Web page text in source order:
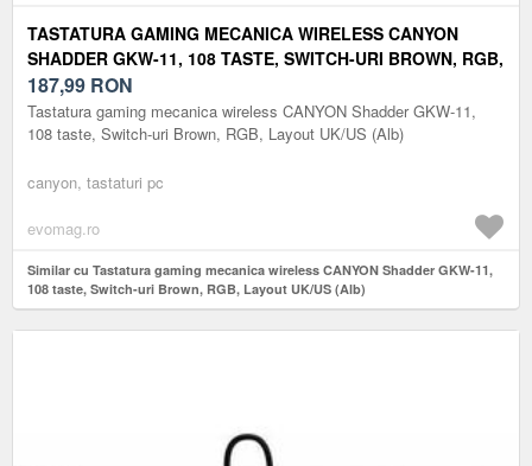
TASTATURA GAMING MECANICA WIRELESS CANYON
SHADDER GKW-11, 108 TASTE, SWITCH-URI BROWN, RGB,
LAYOUT UK/US (ALB)
187,99 RON
Tastatura gaming mecanica wireless CANYON Shadder GKW-11,
108 taste, Switch-uri Brown, RGB, Layout UK/US (Alb)
canyon, tastaturi pc
evomag.ro
Similar cu Tastatura gaming mecanica wireless CANYON Shadder GKW-11,
108 taste, Switch-uri Brown, RGB, Layout UK/US (Alb)